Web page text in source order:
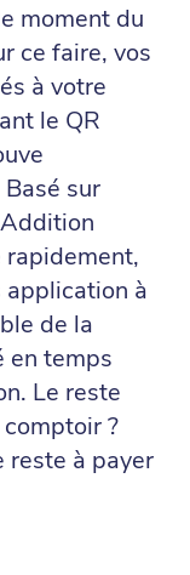
moment du
ce faire, vos
à votre
le QR
sur
rapidement,
application à
de la
en temps
Le reste
?
reste à payer